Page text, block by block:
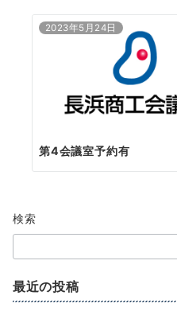
2023年5月24日
第4会議室予約有
検索
最近の投稿